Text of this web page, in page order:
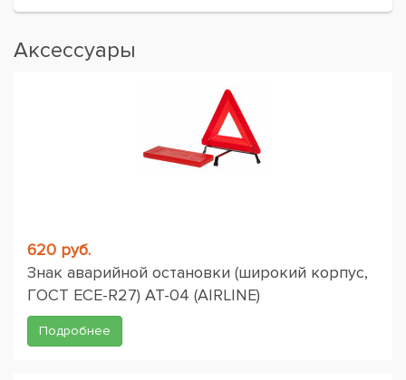
Аксессуары
620 руб.
Знак аварийной остановки (широкий корпус,
ГОСТ ЕСЕ-R27) AT-04 (AIRLINE)
Подробнее